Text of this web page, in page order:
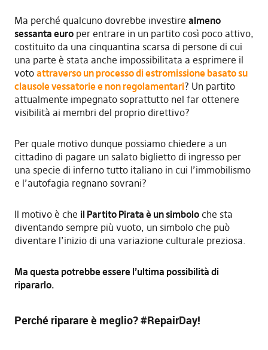
Ma perché qualcuno dovrebbe investire almeno
sessanta europer entrare in un partito così poco attivo,
costituito da una cinquantina scarsa di persone di cui
una parte è stata anche impossibilitata a esprimere il
voto attraverso un processo di estromissione basato su
clausole vessatorie e non regolamentari? Un partito
attualmente impegnato soprattutto nel far ottenere
visibilità ai membri del proprio direttivo?
Per quale motivo dunque possiamo chiedere a un
cittadino di pagare un salato biglietto di ingresso per
una specie di inferno tutto italiano in cui l’immobilismo
e l’autofagia regnano sovrani?
Il motivo è che il Partito Pirata è un simboloche sta
diventando sempre più vuoto, un simbolo che può
diventare l’inizio di una variazione culturale preziosa.
Ma questa potrebbe essere l’ultima possibilità di
ripararlo.
Perché riparare è meglio? #RepairDay!